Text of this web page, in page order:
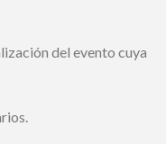
del evento cuya